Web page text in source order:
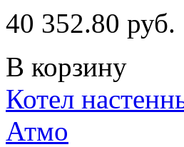
40 352.80 руб.
В корзину
Котел
Атмо